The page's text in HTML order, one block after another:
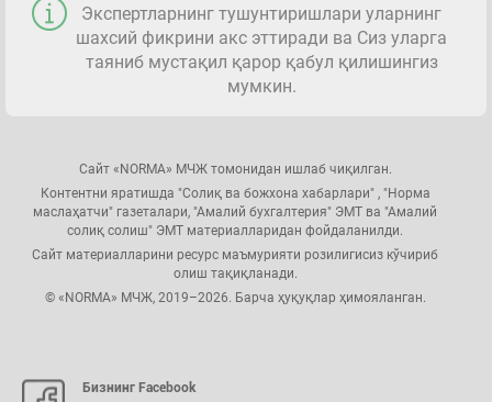
Экспертларнинг тушунтиришлари уларнинг
шахсий фикрини акс эттиради ва Сиз уларга
таяниб мустақил қарор қабул қилишингиз
мумкин.
Сайт «NORMA» МЧЖ томонидан ишлаб чиқилган.
Контентни яратишда "Солиқ ва божхона хабарлари" , "Норма
маслаҳатчи" газеталари, "Амалий бухгалтерия" ЭМТ ва "Амалий
солиқ солиш" ЭМТ материалларидан фойдаланилди.
Сайт материалларини ресурс маъмурияти розилигисиз кўчириб
олиш тақиқланади.
© «NORMA» МЧЖ, 2019–2026. Барча ҳуқуқлар ҳимояланган.
Бизнинг Facebook